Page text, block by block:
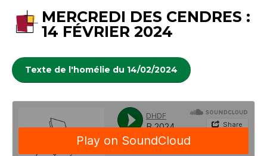
MERCREDI DES CENDRES :
14 FÉVRIER 2024
Texte de l'homélie du 14/02/2024